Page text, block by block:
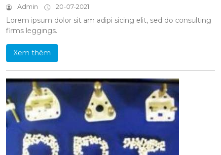
Admin 20-07-2021
Lorem ipsum dolor sit am adipi sicing elit, sed do consulting
firms leggings.
Xem thêm